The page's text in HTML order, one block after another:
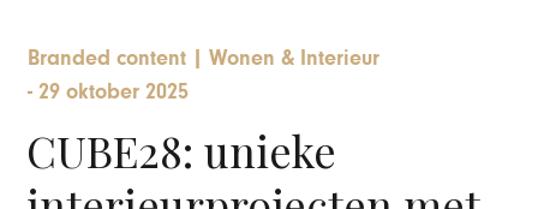
Branded content | Wonen & Interieur
-29 oktober 2025
CUBE28: unieke